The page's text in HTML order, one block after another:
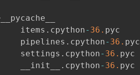
items
. cpython- 36. pyc
pipelines
. cpython- 36. pyc
settings
. cpython- 36. pyc
__init__
. cpython- 36. pyc